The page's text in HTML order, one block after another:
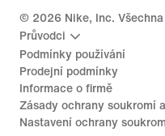
© 2026 Nike, Inc.
Průvodci
Podmínky používání
Prodejní podmínky
Informace o firmě
Zásady ochrany soukromí
Nastavení ochrany